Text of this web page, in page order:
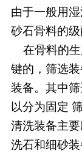
由于一般用
砂石骨料的级
在骨料的生
键的，筛选
装备。其中
以分为固定
清洗装备主
洗石和细砂